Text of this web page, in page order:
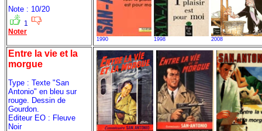
Note : 10/20
1
Noter
1990 1998 2008
Entre la vie et la
morgue
Type : Texte "San
Antonio" en bleu sur
rouge. Dessin de
Gourdon.
Editeur EO : Fleuve
Noir